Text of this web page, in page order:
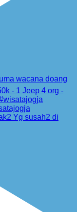
Yg susah2 di